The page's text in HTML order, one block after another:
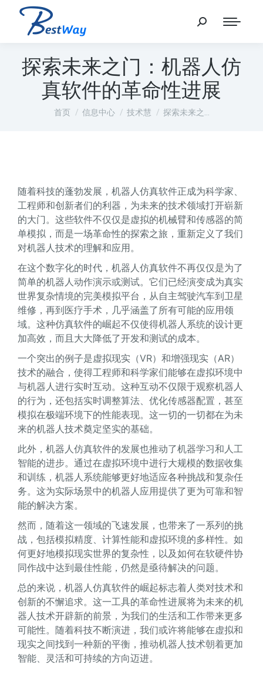
探索未来之门：机器人仿
真软件的革命性进展
您在这里：
首页 信息中心 技术慧 探索未来之…
随着科技的蓬勃发展，机器人仿真软件正成为科学家、
工程师和创新者们的利器，为未来的技术领域打开崭新
的大门。这些软件不仅仅是虚拟的机械臂和传感器的简
单模拟，而是一场革命性的探索之旅，重新定义了我们
对机器人技术的理解和应用。
在这个数字化的时代，机器人仿真软件不再仅仅是为了
简单的机器人动作演示或测试。它们已经演变成为真实
世界复杂情境的完美模拟平台，从自主驾驶汽车到卫星
维修，再到医疗手术，几乎涵盖了所有可能的应用领
域。这种仿真软件的崛起不仅使得机器人系统的设计更
加高效，而且大大降低了开发和测试的成本。
一个突出的例子是虚拟现实（VR）和增强现实（AR）
技术的融合，使得工程师和科学家们能够在虚拟环境中
与机器人进行实时互动。这种互动不仅限于观察机器人
的行为，还包括实时调整算法、优化传感器配置，甚至
模拟在极端环境下的性能表现。这一切的一切都在为未
来的机器人技术奠定坚实的基础。
此外，机器人仿真软件的发展也推动了机器学习和人工
智能的进步。通过在虚拟环境中进行大规模的数据收集
和训练，机器人系统能够更好地适应各种挑战和复杂任
务。这为实际场景中的机器人应用提供了更为可靠和智
能的解决方案。
然而，随着这一领域的飞速发展，也带来了一系列的挑
战，包括模拟精度、计算性能和虚拟环境的多样性。如
何更好地模拟现实世界的复杂性，以及如何在软硬件协
同作战中达到最佳性能，仍然是亟待解决的问题。
总的来说，机器人仿真软件的崛起标志着人类对技术和
创新的不懈追求。这一工具的革命性进展将为未来的机
器人技术开辟新的前景，为我们的生活和工作带来更多
可能性。随着科技不断演进，我们或许将能够在虚拟和
现实之间找到一种新的平衡，推动机器人技术朝着更加
智能、灵活和可持续的方向迈进。